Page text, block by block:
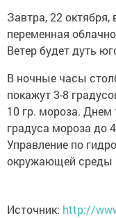
Завтра, 22 октября,
переменная
Ветер будет дуть
В ночные часы
покажут 3-8
10 гр. мороза. Днем
градуса мороза до
Управление по
окружающей среды
Источник: http://